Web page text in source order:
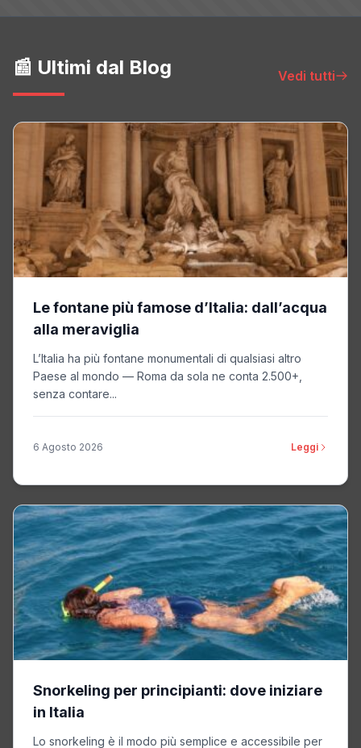
📰 Ultimi dal Blog Vedi tutti
Le fontane più famose d’Italia: dall’acqua
alla meraviglia
L’Italia ha più fontane monumentali di qualsiasi altro
Paese al mondo — Roma da sola ne conta 2.500+,
senza contare...
6 Agosto 2026 Leggi
Snorkeling per principianti: dove iniziare
in Italia
Lo snorkeling è il modo più semplice e accessibile per